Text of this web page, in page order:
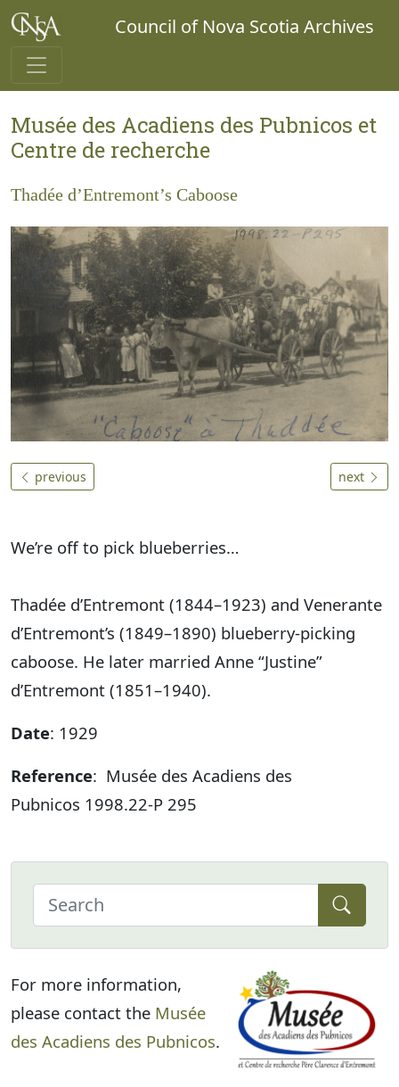
Council of Nova Scotia Archives
Musée des Acadiens des Pubnicos et
Centre de recherche
Thadée d’Entremont’s Caboose
previous next
We’re off to pick blueberries…
Thadée d’Entremont (1844–1923) and Venerante
d’Entremont’s (1849–1890) blueberry-picking
caboose. He later married Anne “Justine”
d’Entremont (1851–1940).
Date: 1929
Reference: Musée des Acadiens des
Pubnicos 1998.22-P 295
For more information,
please contact the Musée
des Acadiens des Pubnicos.